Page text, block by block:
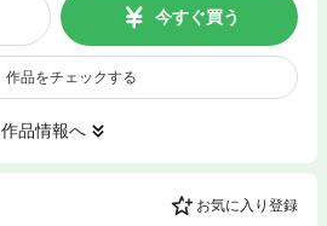
今すぐ買う
作品をチェックする
作品情報へ
お気に入り登録